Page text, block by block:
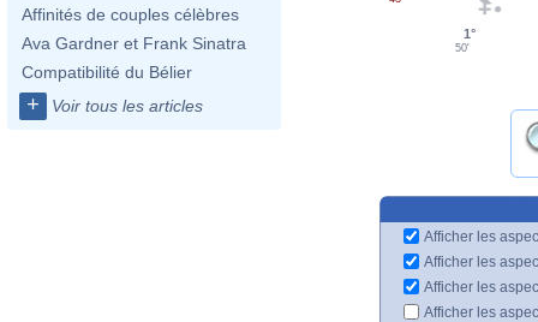
Affinités de couples célèbres
Ava Gardner et Frank Sinatra
Compatibilité du Bélier
+ Voir tous les articles
1°
50'
Afficher les
Afficher les
Afficher les
Afficher les